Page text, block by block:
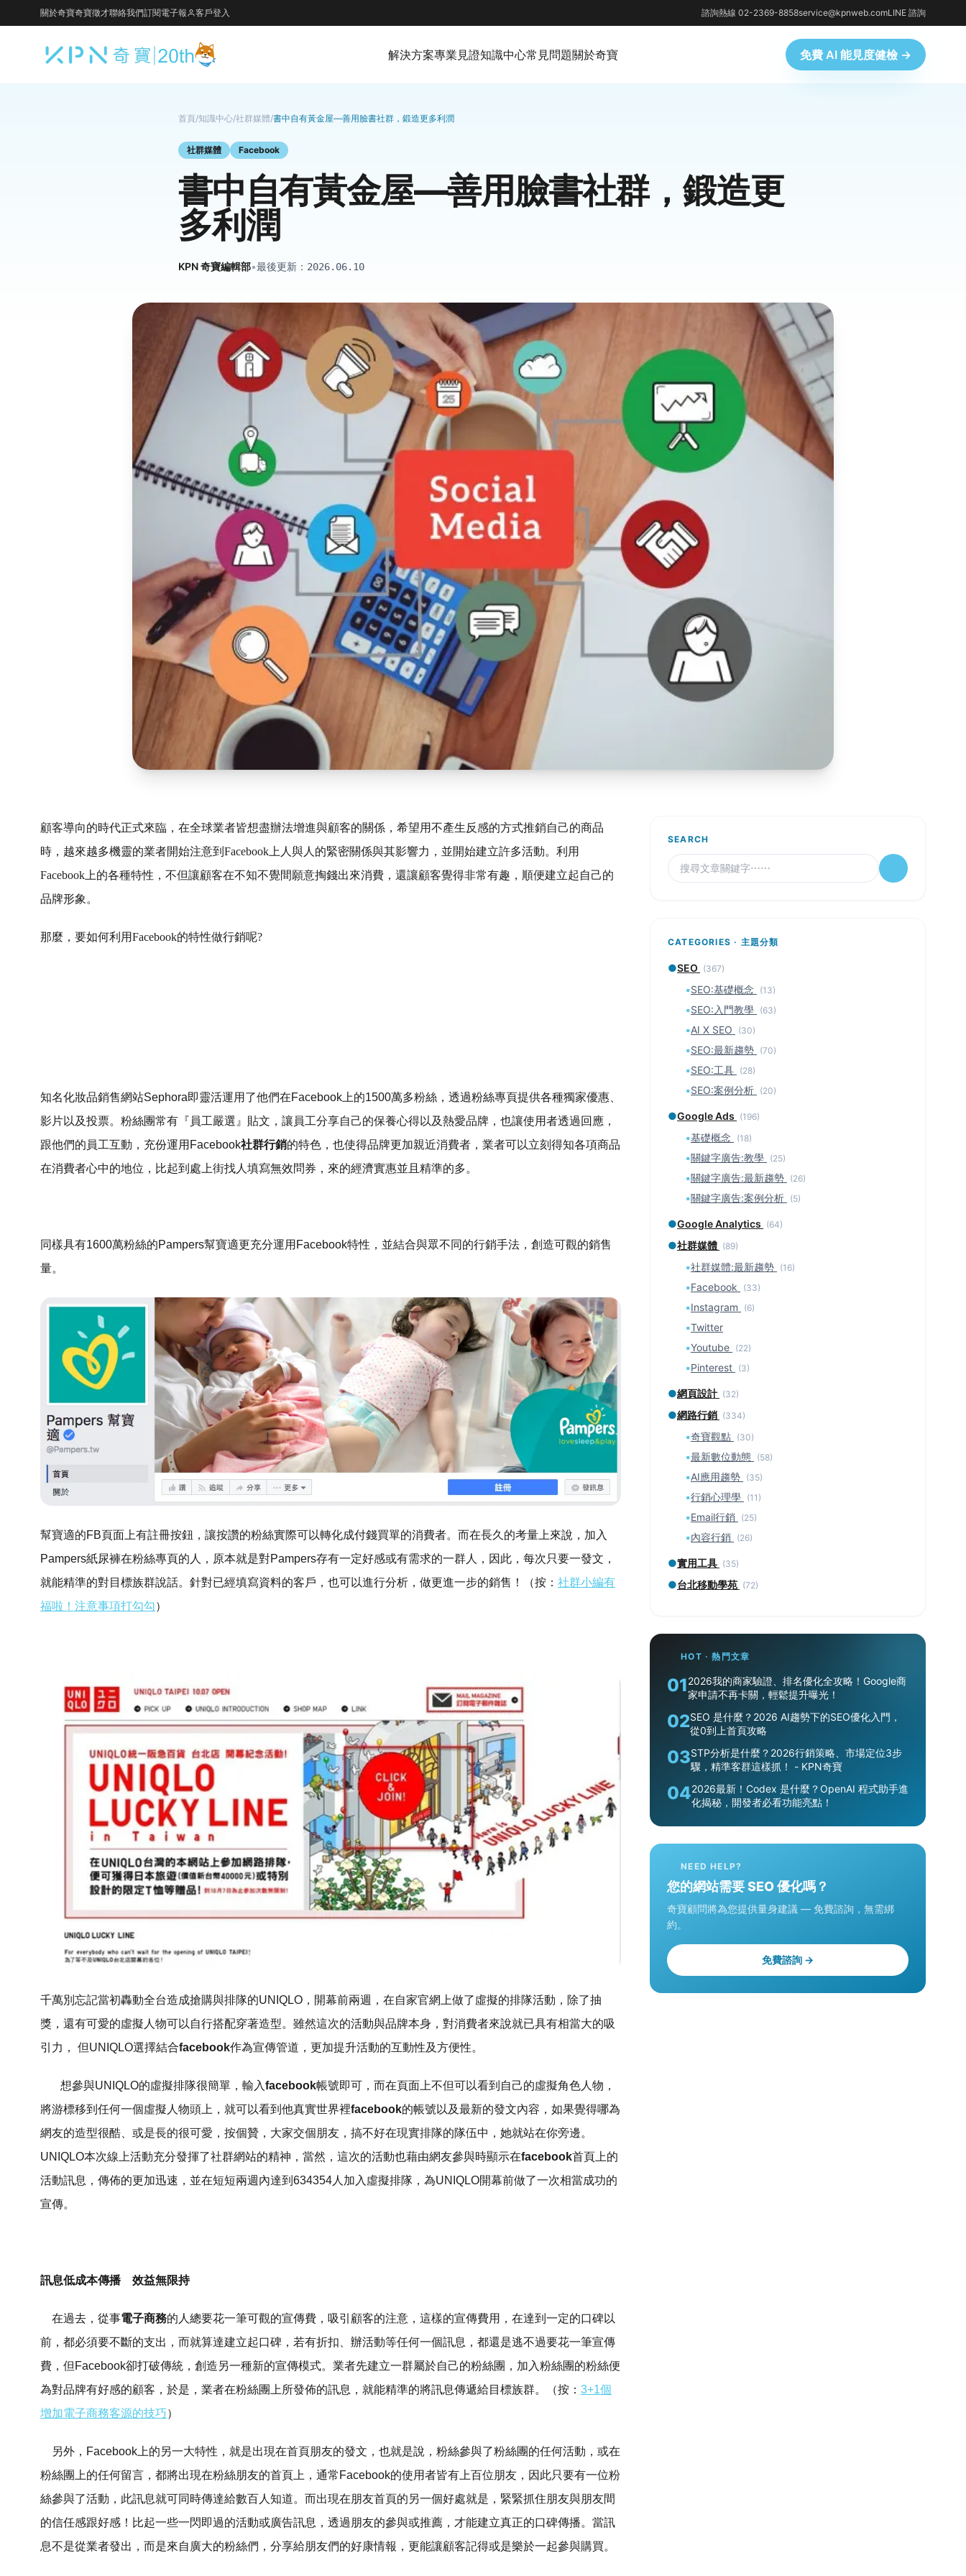
關於奇寶奇寶徵才聯絡我們訂閱電子報 客戶登入 諮詢熱線 02-2369-8858service@kpnweb.comLINE 諮詢
解決方案專業見證知識中心常見問題關於奇寶 免費 AI 能見度健檢 →
首頁/知識中心/社群媒體/書中自有黃金屋—善用臉書社群，鍛造更多利潤
社群媒體 Facebook
書中自有黃金屋—善用臉書社群，鍛造更
多利潤
KPN 奇寶編輯部•最後更新： 2026.06.10
顧客導向的時代正式來臨，在全球業者皆想盡辦法增進與顧客的關係，希望用不產生反感的方式推銷自己的商品
時，越來越多機靈的業者開始注意到 Facebook 上人與人的緊密關係與其影響力，並開始建立許多活動。利用
Facebook 上的各種特性，不但讓顧客在不知不覺間願意掏錢出來消費，還讓顧客覺得非常有趣，順便建立起自己的
品牌形象。
那麼，要如何利用Facebook的特性做行銷呢?
知名化妝品銷售網站Sephora即靈活運用了他們在Facebook上的1500萬多粉絲，透過粉絲專頁提供各種獨家優惠、
影片以及投票。粉絲團常有『員工嚴選』貼文，讓員工分享自己的保養心得以及熱愛品牌，也讓使用者透過回應，
跟他們的員工互動，充份運用Facebook社群行銷的特色，也使得品牌更加親近消費者，業者可以立刻得知各項商品
在消費者心中的地位，比起到處上街找人填寫無效問券，來的經濟實惠並且精準的多。
同樣具有1600萬粉絲的Pampers幫寶適更充分運用Facebook特性，並結合與眾不同的行銷手法，創造可觀的銷售
量。
幫寶適的FB頁面上有註冊按鈕，讓按讚的粉絲實際可以轉化成付錢買單的消費者。而在長久的考量上來說，加入
Pampers紙尿褲在粉絲專頁的人，原本就是對Pampers存有一定好感或有需求的一群人，因此，每次只要一發文，
就能精準的對目標族群說話。針對已經填寫資料的客戶，也可以進行分析，做更進一步的銷售！（按： 社群小編有
福啦！注意事項打勾勾）
千萬別忘記當初轟動全台造成搶購與排隊的UNIQLO，開幕前兩週，在自家官網上做了虛擬的排隊活動，除了抽
獎，還有可愛的虛擬人物可以自行搭配穿著造型。雖然這次的活動與品牌本身，對消費者來說就已具有相當大的吸
引力， 但UNIQLO選擇結合facebook作為宣傳管道，更加提升活動的互動性及方便性。
想參與UNIQLO的虛擬排隊很簡單，輸入facebook帳號即可，而在頁面上不但可以看到自己的虛擬角色人物，
將游標移到任何一個虛擬人物頭上，就可以看到他真實世界裡facebook的帳號以及最新的發文內容，如果覺得哪為
網友的造型很酷、或是長的很可愛，按個贊，大家交個朋友，搞不好在現實排隊的隊伍中，她就站在你旁邊。
UNIQLO本次線上活動充分發揮了社群網站的精神，當然，這次的活動也藉由網友參與時顯示在facebook首頁上的
活動訊息，傳佈的更加迅速，並在短短兩週內達到634354人加入虛擬排隊，為UNIQLO開幕前做了一次相當成功的
宣傳。
訊息低成本傳播 效益無限持
在過去，從事電子商務的人總要花一筆可觀的宣傳費，吸引顧客的注意，這樣的宣傳費用，在達到一定的口碑以
前，都必須要不斷的支出，而就算達建立起口碑，若有折扣、辦活動等任何一個訊息，都還是逃不過要花一筆宣傳
費，但Facebook卻打破傳統，創造另一種新的宣傳模式。業者先建立一群屬於自己的粉絲團，加入粉絲團的粉絲便
為對品牌有好感的顧客，於是，業者在粉絲團上所發佈的訊息，就能精準的將訊息傳遞給目標族群。（按： 3+1個
增加電子商務客源的技巧）
另外，Facebook上的另一大特性，就是出現在首頁朋友的發文，也就是說，粉絲參與了粉絲團的任何活動，或在
粉絲團上的任何留言，都將出現在粉絲朋友的首頁上，通常Facebook的使用者皆有上百位朋友，因此只要有一位粉
絲參與了活動，此訊息就可同時傳達給數百人知道。而出現在朋友首頁的另一個好處就是，緊緊抓住朋友與朋友間
的信任感跟好感！比起一些一閃即過的活動或廣告訊息，透過朋友的參與或推薦，才能建立真正的口碑傳播。當訊
息不是從業者發出，而是來自廣大的粉絲們，分享給朋友們的好康情報，更能讓顧客記得或是樂於一起參與購買。
SEARCH
CATEGORIES · 主題分類
●SEO (367)
▪SEO:基礎概念 (13)
▪SEO:入門教學 (63)
▪AI X SEO (30)
▪SEO:最新趨勢 (70)
▪SEO:工具 (28)
▪SEO:案例分析 (20)
●Google Ads (196)
▪基礎概念 (18)
▪關鍵字廣告:教學 (25)
▪關鍵字廣告:最新趨勢 (26)
▪關鍵字廣告:案例分析 (5)
●Google Analytics (64)
●社群媒體 (89)
▪社群媒體:最新趨勢 (16)
▪Facebook (33)
▪Instagram (6)
▪Twitter
▪Youtube (22)
▪Pinterest (3)
●網頁設計 (32)
●網路行銷 (334)
▪奇寶觀點 (30)
▪最新數位動態 (58)
▪AI應用趨勢 (35)
▪行銷心理學 (11)
▪Email行銷 (25)
▪內容行銷 (26)
●實用工具 (35)
●台北移動學苑 (72)
HOT · 熱門文章
012026我的商家驗證、排名優化全攻略！Google商
家申請不再卡關，輕鬆提升曝光！
02SEO 是什麼？2026 AI趨勢下的SEO優化入門，
從0到上首頁攻略
03STP分析是什麼？2026行銷策略、市場定位3步
驟，精準客群這樣抓！ - KPN奇寶
042026最新！Codex 是什麼？OpenAI 程式助手進
化揭秘，開發者必看功能亮點！
NEED HELP?
您的網站需要 SEO 優化嗎？
奇寶顧問將為您提供量身建議 — 免費諮詢，無需綁
約。
免費諮詢 →